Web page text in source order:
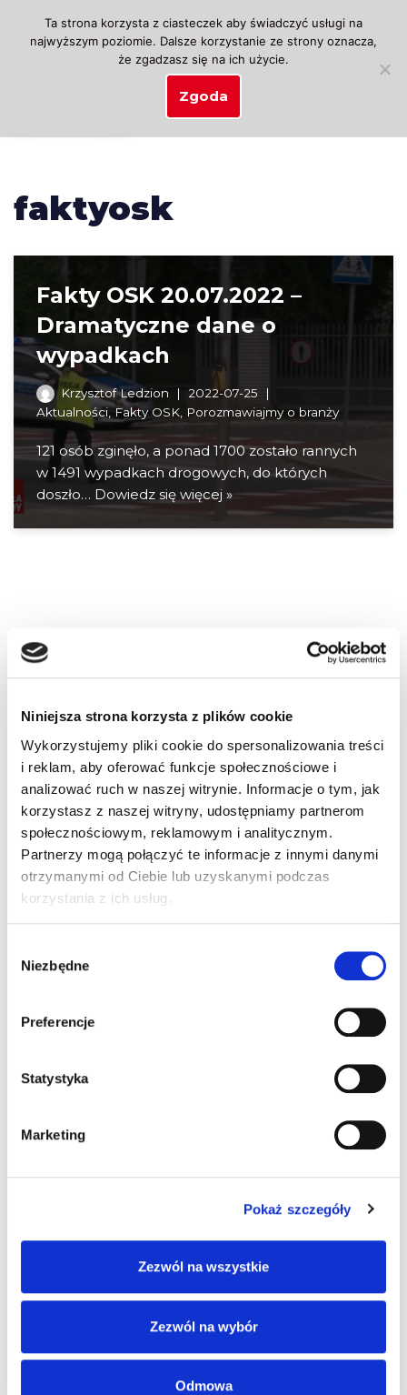
Niniejsza strona korzysta z plików cookie
Wykorzystujemy pliki cookie do spersonalizowania treści
i reklam, aby oferować funkcje społecznościowe i
analizować ruch w naszej witrynie. Informacje o tym, jak
korzystasz z naszej witryny, udostępniamy partnerom
społecznościowym, reklamowym i analitycznym.
Partnerzy mogą połączyć te informacje z innymi danymi
otrzymanymi od Ciebie lub uzyskanymi podczas
korzystania z ich usług.
zgody
Niezbędne
Preferencje
Statystyka
Marketing
Pokaż szczegóły
Zezwól na wszystkie
Zezwól na wybór
Odmowa
Przejdź
faktyosk
Fakty OSK 20.07.2022 –
Dramatyczne dane o
wypadkach
Krzysztof Ledzion
2022-07-25
Aktualności,Fakty OSK Porozmawiajmy o branży
121 osób zginęło, a ponad 1700 zostało rannych
w 1491 wypadkach drogowych, do których
doszło… Dowiedz się więcej »
Ta strona korzysta z ciasteczek aby świadczyć usługi na
najwyższym poziomie. Dalsze korzystanie ze strony oznacza,
że zgadzasz się na ich użycie.
Zgoda